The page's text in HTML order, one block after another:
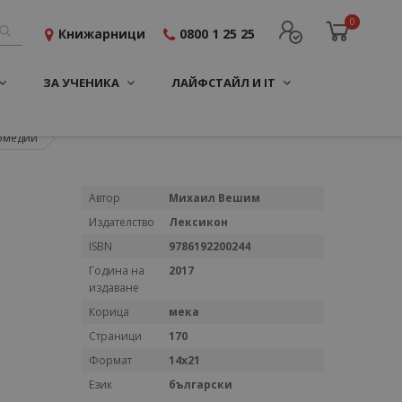
0
Книжарници 0800 1 25 25
ЗА УЧЕНИКА ЛАЙФСТАЙЛ И IT
Повече
Автор
Михаил Вешим
Издателство
Лексикон
ISBN
9786192200244
Година на
издаване
2017
Корица
мека
Страници
170
Формат
14х21
Език
български